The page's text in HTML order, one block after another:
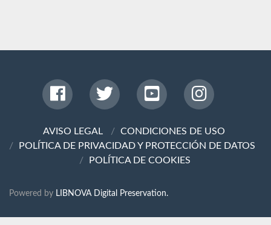
AVISO LEGAL
CONDICIONES DE USO
POLÍTICA DE PRIVACIDAD Y PROTECCIÓN DE DATOS
POLÍTICA DE COOKIES
Powered by LIBNOVA Digital Preservation.